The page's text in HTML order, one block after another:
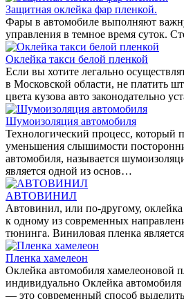
Защитная оклейка фар пленкой.
Фары в автомобиле выполняют
управления в темное время суток.
Оклейка такси белой пленкой
Если вы хотите легально
в Московской области, не платить
цвета кузова авто законодательно
Шумоизоляция автомобиля
Технологический процесс, который
уменьшения слышимости
автомобиля, называется
является одной из основ…
АВТОВИНИЛ
Автовинил, или по-другому, оклейка
к одному из современных
тюнинга. Виниловая пленка
Пленка хамелеон
Оклейка автомобиля хамелеоновой
индивидуально Оклейка
— это современный способ